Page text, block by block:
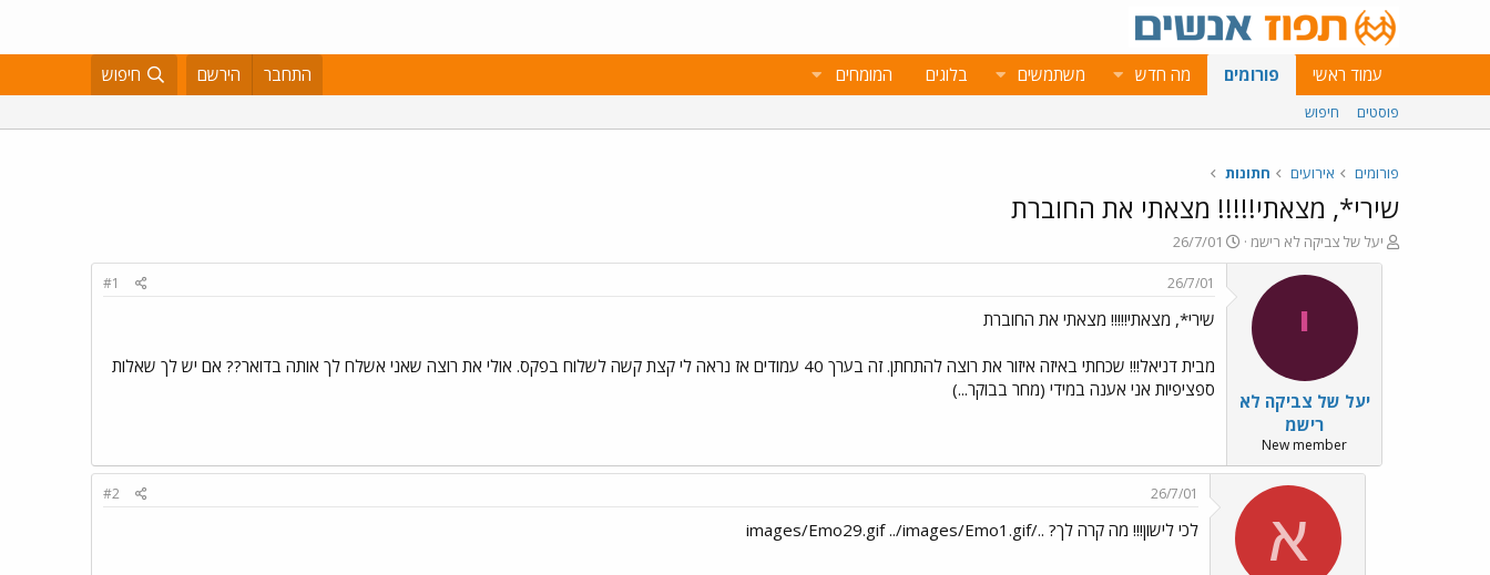
עמוד ראשי פורומים מה חדש משתמשים בלוגים המומחים התחבר הירשם חיפוש
פוסטים חיפוש
פורומים אירועים חתונות
שירי*, מצאתי!!!!! מצאתי את החוברת
פ
ו
יעל של צביקה לא רישמ
פ
ו
26/7/01
י
יעל של צביקה לא
רישמ
New member
26/7/01
#1
שירי*, מצאתי!!!!! מצאתי את החוברת
מבית דניאל!!! שכחתי באיזה איזור את רוצה להתחתן. זה בערך 40 עמודים אז נראה לי קצת קשה לשלוח בפקס. אולי את רוצה שאני אשלח לך אותה בדואר?? אם יש לך שאלות
ספציפיות אני אענה במידי (מחר בבוקר...)
א
26/7/01
#2
לכי לישון!!! מה קרה לך? ../images/Emo29.gif ../images/Emo1.gif